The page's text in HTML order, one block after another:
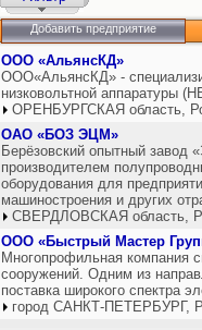
Добавить предприятие
ООО «АльянсКД»
ООО«АльянсКД» -
низковольтной аппаратуры
ОРЕНБУРГСКАЯ область,
ОАО «БОЗ ЭЦМ»
Берёзовский опытный завод
производителем
оборудования для
машиностроения и других
СВЕРДЛОВСКАЯ область,
ООО «Быстрый Мастер
Многопрофильная компания
сооружений. Одним из
поставка широкого спектра
город САНКТ-ПЕТЕРБУРГ,